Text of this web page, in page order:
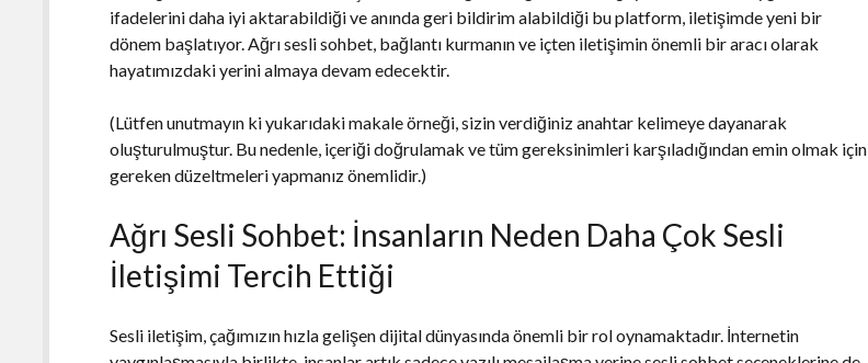
ifadelerini daha iyi aktarabildiği ve anında geri bildirim alabildiği bu platform, iletişimde yeni bir
dönem başlatıyor. Ağrı sesli sohbet, bağlantı kurmanın ve içten iletişimin önemli bir aracı olarak
hayatımızdaki yerini almaya devam edecektir.
(Lütfen unutmayın ki yukarıdaki makale örneği, sizin verdiğiniz anahtar kelimeye dayanarak
oluşturulmuştur. Bu nedenle, içeriği doğrulamak ve tüm gereksinimleri karşıladığından emin olmak için
gereken düzeltmeleri yapmanız önemlidir.)
Ağrı Sesli Sohbet: İnsanların Neden Daha Çok Sesli
İletişimi Tercih Ettiği
Sesli iletişim, çağımızın hızla gelişen dijital dünyasında önemli bir rol oynamaktadır. İnternetin